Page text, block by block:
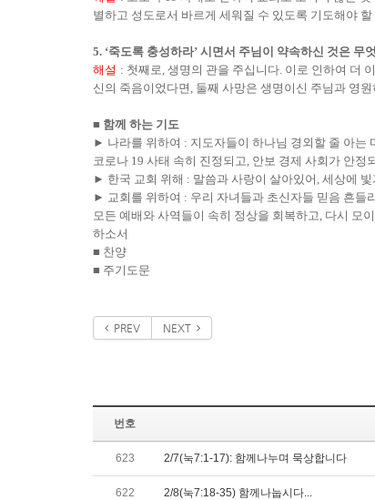
별하고 성도로서 바르게 세워질 수 있도록 기도해야
5. ‘죽도록 충성하라’ 시면서 주님이 약속하신 것은 무
해설 : 첫째로, 생명의 관을 주십니다. 이로 인하여 더
신의 죽음이었다면 , 둘째 사망은 생명이신 주님과 영
■ 함께 하는 기도
► 나라를 위하여 : 지도자들이 하나님 경외할 줄 아는
코로나 19 사태 속히 진정되고, 안보 경제 사회가 안정
► 한국 교회 위해 : 말씀과 사랑이 살아있어 , 세상에 빛
► 교회를 위하여 : 우리 자녀들과 초신자들 믿음 흔들
모든 예배와 사역들이 속히 정상을 회복하고, 다시 모
하소서
■ 찬양
■ 주기도문
PREV NEXT
번호
623 2/7(눅7:1-17): 함께나누며 묵상합니다
622 2/8(눅7:18-35) 함께나눕시다...